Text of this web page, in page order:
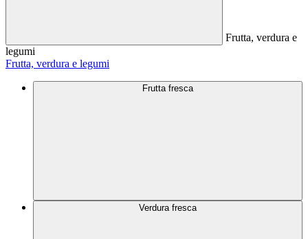
Frutta, verdura e
legumi
Frutta, verdura e legumi
Frutta fresca
Verdura fresca